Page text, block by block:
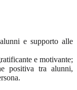
e supporto alle
e motivante;
positiva tra alunni,